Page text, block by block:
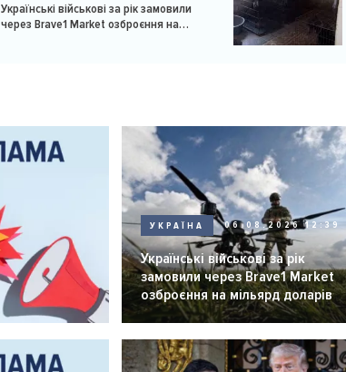
Українські військові за рік замовили
через Brave1 Market озброєння на
УКРАЇНА 06.08.2026 12:39
Українські військові за рік
замовили через Brave1 Market
озброєння на мільярд доларів